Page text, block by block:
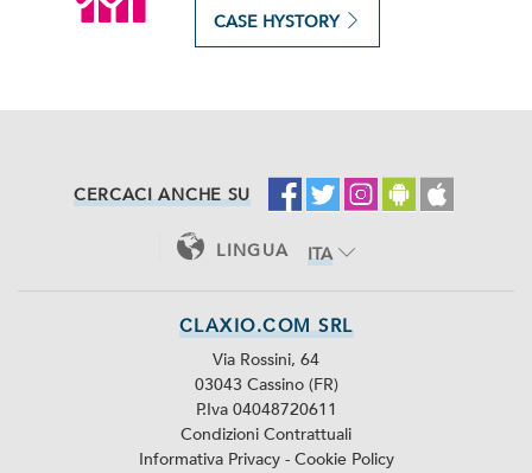
CASE HYSTORY
CERCACI ANCHE SU
LINGUA
ITA
CLAXIO.COM SRL
Via Rossini, 64
03043 Cassino (FR)
P.Iva 04048720611
Condizioni Contrattuali
Informativa Privacy - Cookie Policy